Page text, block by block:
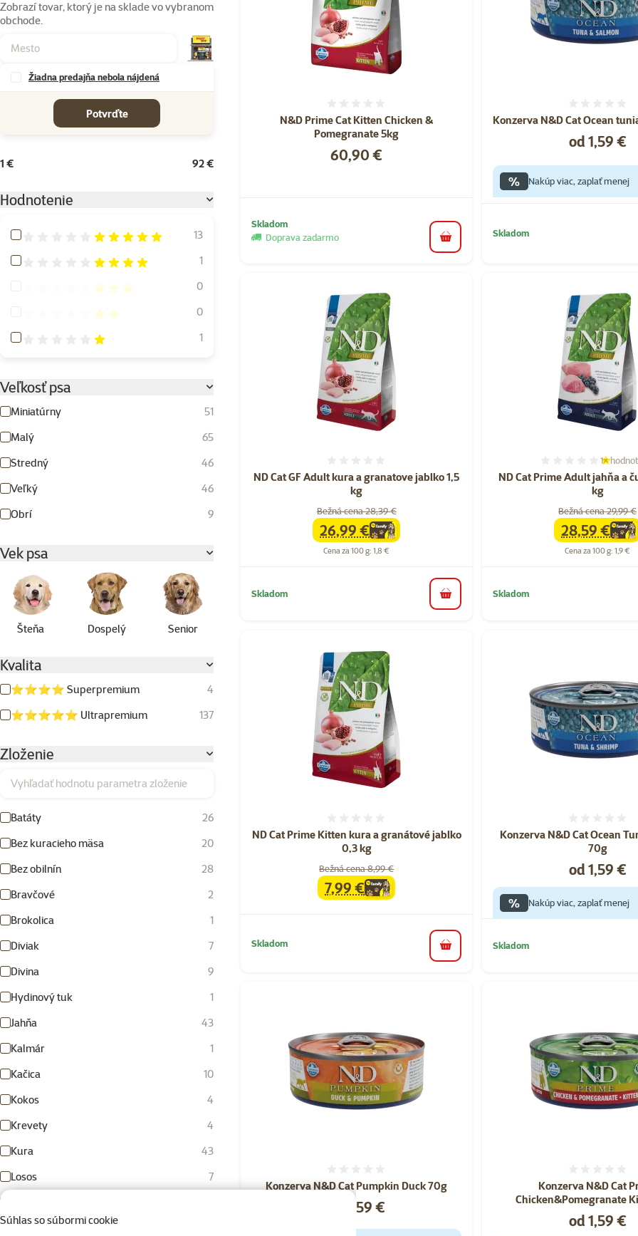
Súhlas so súbormi cookie
Zobrazí tovar, ktorý je na sklade vo vybranom
obchode.
Žiadna predajňa nebola nájdená
Potvrďte
1 € 92 €
Hodnotenie
Hodnotenie 100%
13
Hodnotenie 80%
1
Hodnotenie 60%
0
Hodnotenie 40%
0
Hodnotenie 20%
1
Veľkosť psa
Miniatúrny
51
Malý
65
Stredný
46
Veľký
46
Obrí
9
Vek psa
Šteňa Dospelý Senior
Kvalita
⭐⭐⭐⭐ Superpremium
4
⭐⭐⭐⭐⭐ Ultrapremium
137
Zloženie
Vyhľadať hodnotu parametra zloženie
Batáty
26
Bez kuracieho mäsa
20
Bez obilnín
28
Bravčové
2
Brokolica
1
Diviak
7
Divina
9
Hydinový tuk
1
Jahňa
43
Kalmár
1
Kačica
10
Kokos
4
Krevety
4
Kura
43
Losos
7
Ovocie
N&D Prime Cat Kitten Chicken &
Pomegranate 5kg
Cena
60,90 €
Skladom
Doprava zadarmo
do košíka
Konzerva N&D Cat Ocean
Cena
od 1,59 €
% Nakúp viac, zaplať menej
Skladom
ND Cat GF Adult kura a granatove jablko 1,5
kg
Bežná cena 28,39 €
familycena
26,99 €
Cena za 100 g: 1,8 €
Skladom do košíka
ND Cat Prime Adult jahňa a
kg
1×
Bežná cena 29,99 €
familycena
28,59 €
Cena za 100 g: 1,9 €
Skladom
ND Cat Prime Kitten kura a granátové jablko
0,3 kg
Bežná cena 8,99 €
familycena
7,99 €
Skladom
do košíka
Konzerva N&D Cat Ocean
70g
Cena
od 1,59 €
% Nakúp viac, zaplať menej
Skladom
Konzerva N&D Cat Pumpkin Duck 70g
Cena
od 1,59 €
Konzerva N&D Cat
Chicken&Pomegranate
Cena
od 1,59 €